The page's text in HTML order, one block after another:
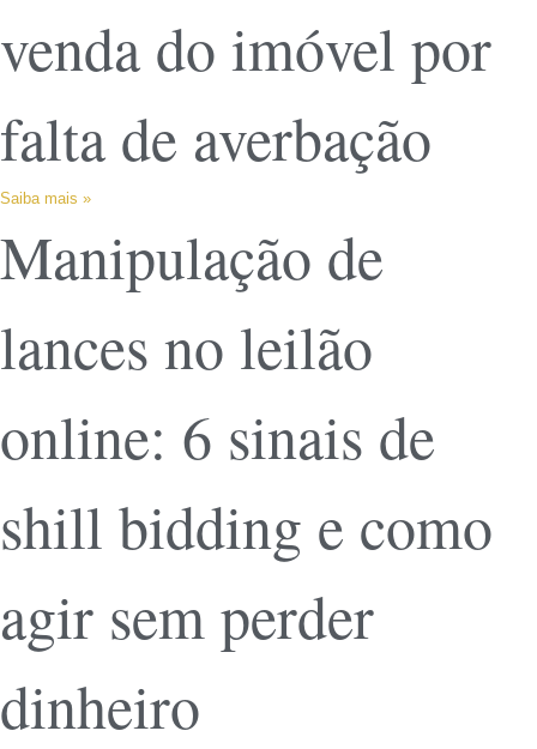
venda do imóvel por
falta de averbação
Saiba mais »
Manipulação de
lances no leilão
online: 6 sinais de
shill bidding e como
agir sem perder
dinheiro